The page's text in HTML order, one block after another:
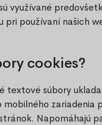
využívané
pri používaní našich
cookies?
textové súbory
zariadenia
Napomáhajú